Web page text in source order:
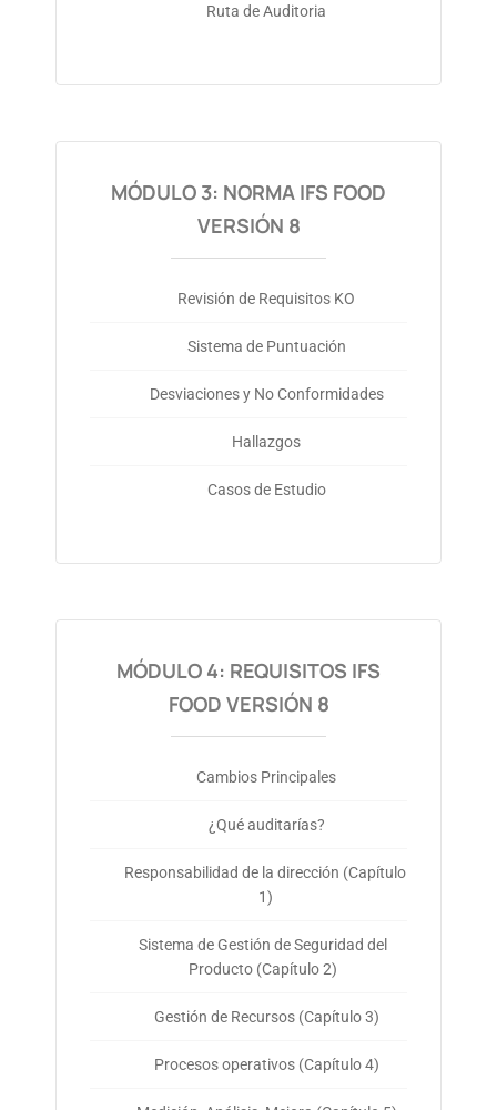
Ruta de Auditoria
MÓDULO 3: NORMA IFS FOOD
VERSIÓN 8
Revisión de Requisitos KO
Sistema de Puntuación
Desviaciones y No Conformidades
Hallazgos
Casos de Estudio
MÓDULO 4: REQUISITOS IFS
FOOD VERSIÓN 8
Cambios Principales
¿Qué auditarías?
Responsabilidad de la dirección (Capítulo
1)
Sistema de Gestión de Seguridad del
Producto (Capítulo 2)
Gestión de Recursos (Capítulo 3)
Procesos operativos (Capítulo 4)